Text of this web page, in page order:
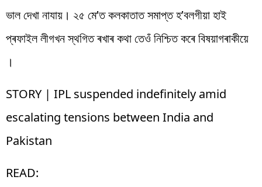
ভাল দেখা নাযায়। ২৫ মে’ত কলকাতাত সমাপ্ত হ’বলগীয়া হাই
প্ৰফাইল লীগখন স্থগিত ৰখাৰ কথা তেওঁ নিশ্চিত কৰে বিষয়াগৰাকীয়ে
।
STORY | IPL suspended indefinitely amid
escalating tensions between India and
Pakistan
READ: